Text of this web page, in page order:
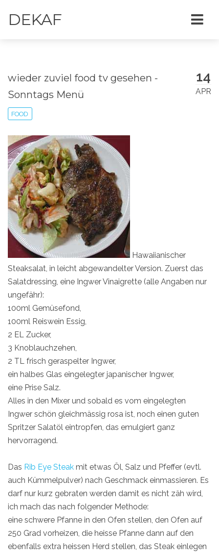
DEKAF
14
APR
wieder zuviel food tv gesehen -
Sonntags Menü
FOOD
Hawaiianischer
Steaksalat, in leicht abgewandelter Version. Zuerst das
Salatdressing, eine Ingwer Vinaigrette (alle Angaben nur
ungefähr):
100ml Gemüsefond,
100ml Reiswein Essig,
2 EL Zucker,
3 Knoblauchzehen,
2 TL frisch geraspelter Ingwer,
ein halbes Glas eingelegter japanischer Ingwer,
eine Prise Salz.
Alles in den Mixer und sobald es vom eingelegten
Ingwer schön gleichmässig rosa ist, noch einen guten
Spritzer Salatöl eintropfen, das emulgiert ganz
hervorragend.
Das Rib Eye Steak mit etwas Öl, Salz und Pfeffer (evtl.
auch Kümmelpulver) nach Geschmack einmassieren. Es
darf nur kurz gebraten werden damit es nicht zäh wird,
ich mach das nach folgender Methode:
eine schwere Pfanne in den Ofen stellen, den Ofen auf
250 Grad vorheizen, die heisse Pfanne dann auf den
ebenfalls extra heissen Herd stellen, das Steak einlegen